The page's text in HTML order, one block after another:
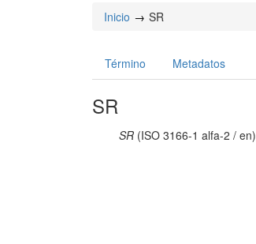
Inicio SR
Término Metadatos
SR
SR (ISO 3166-1 alfa-2 / en)